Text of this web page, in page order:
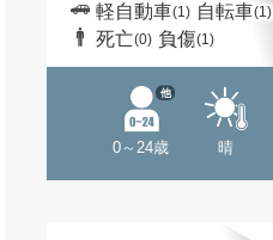
軽自動車(1) 自転車(1)
死亡(0) 負傷(1)
0～24歳
他
晴